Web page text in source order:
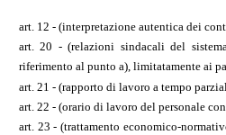
art. 12 - (interpretazione autentica dei
art. 20 - (relazioni sindacali del
riferimento al punto a), limitatamente ai
art. 21 - (rapporto di lavoro a tempo
art. 22 - (orario di lavoro del personale
art. 23 - (trattamento economico-